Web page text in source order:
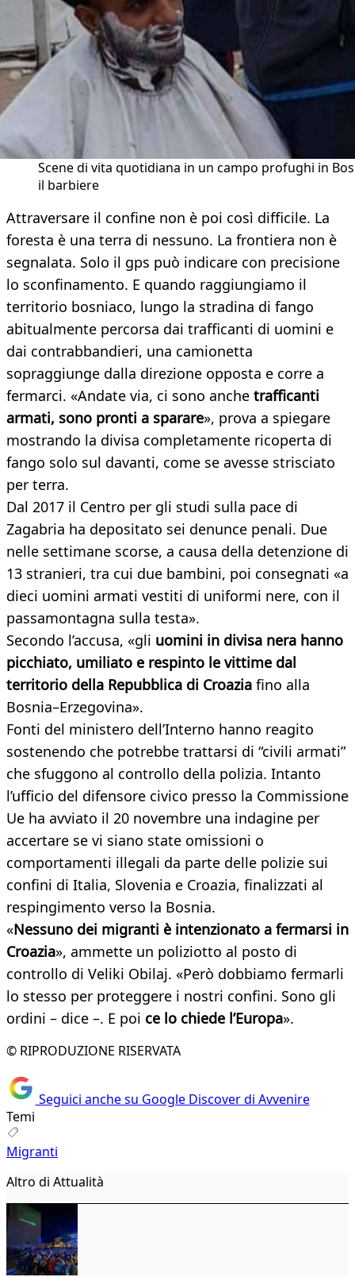
Scene di vita quotidiana in un campo profughi in
il barbiere
Attraversare il confine non è poi così difficile. La
foresta è una terra di nessuno. La frontiera non è
segnalata. Solo il gps può indicare con precisione
lo sconfinamento. E quando raggiungiamo il
territorio bosniaco, lungo la stradina di fango
abitualmente percorsa dai trafficanti di uomini e
dai contrabbandieri, una camionetta
sopraggiunge dalla direzione opposta e corre a
fermarci. «Andate via, ci sono anche trafficanti
armati, sono pronti a sparare», prova a spiegare
mostrando la divisa completamente ricoperta di
fango solo sul davanti, come se avesse strisciato
per terra.
Dal 2017 il Centro per gli studi sulla pace di
Zagabria ha depositato sei denunce penali. Due
nelle settimane scorse, a causa della detenzione di
13 stranieri, tra cui due bambini, poi consegnati «a
dieci uomini armati vestiti di uniformi nere, con il
passamontagna sulla testa».
Secondo l’accusa, «gli uomini in divisa nera hanno
picchiato, umiliato e respinto le vittime dal
territorio della Repubblica di Croazia fino alla
Bosnia–Erzegovina».
Fonti del ministero dell’Interno hanno reagito
sostenendo che potrebbe trattarsi di “civili armati”
che sfuggono al controllo della polizia. Intanto
l’ufficio del difensore civico presso la Commissione
Ue ha avviato il 20 novembre una indagine per
accertare se vi siano state omissioni o
comportamenti illegali da parte delle polizie sui
confini di Italia, Slovenia e Croazia, finalizzati al
respingimento verso la Bosnia.
«Nessuno dei migranti è intenzionato a fermarsi in
Croazia», ammette un poliziotto al posto di
controllo di Veliki Obilaj. «Però dobbiamo fermarli
lo stesso per proteggere i nostri confini. Sono gli
ordini – dice –. E poi ce lo chiede l’Europa».
© RIPRODUZIONE RISERVATA
Seguici anche su Google Discover di Avvenire
Temi
Migranti
Altro di Attualità